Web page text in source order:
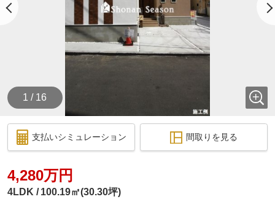
1 / 16
支払いシミュレーション 間取りを見る
4,280万円
4LDK 100.19㎡(30.30坪)